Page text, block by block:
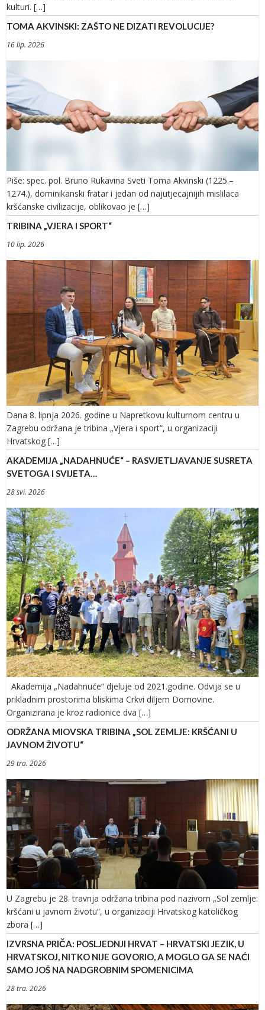
kulturi. […]
TOMA AKVINSKI: ZAŠTO NE DIZATI REVOLUCIJE?
16 lip. 2026
Piše: spec. pol. Bruno Rukavina Sveti Toma Akvinski (1225.–
1274.), dominikanski fratar i jedan od najutjecajnijih mislilaca
kršćanske civilizacije, oblikovao je […]
TRIBINA „VJERA I SPORT“
10 lip. 2026
Dana 8. lipnja 2026. godine u Napretkovu kulturnom centru u
Zagrebu održana je tribina „Vjera i sport”, u organizaciji
Hrvatskog […]
AKADEMIJA „NADAHNUĆE“ – RASVJETLJAVANJE SUSRETA
SVETOGA I SVIJETA…
28 svi. 2026
Akademija „Nadahnuće“ djeluje od 2021.godine. Odvija se u
prikladnim prostorima bliskima Crkvi diljem Domovine.
Organizirana je kroz radionice dva […]
ODRŽANA MIOVSKA TRIBINA „SOL ZEMLJE: KRŠĆANI U
JAVNOM ŽIVOTU“
29 tra. 2026
U Zagrebu je 28. travnja održana tribina pod nazivom „Sol zemlje:
kršćani u javnom životu“, u organizaciji Hrvatskog katoličkog
zbora […]
IZVRSNA PRIČA: POSLJEDNJI HRVAT – HRVATSKI JEZIK, U
HRVATSKOJ, NITKO NIJE GOVORIO, A MOGLO GA SE NAĆI
SAMO JOŠ NA NADGROBNIM SPOMENICIMA
28 tra. 2026